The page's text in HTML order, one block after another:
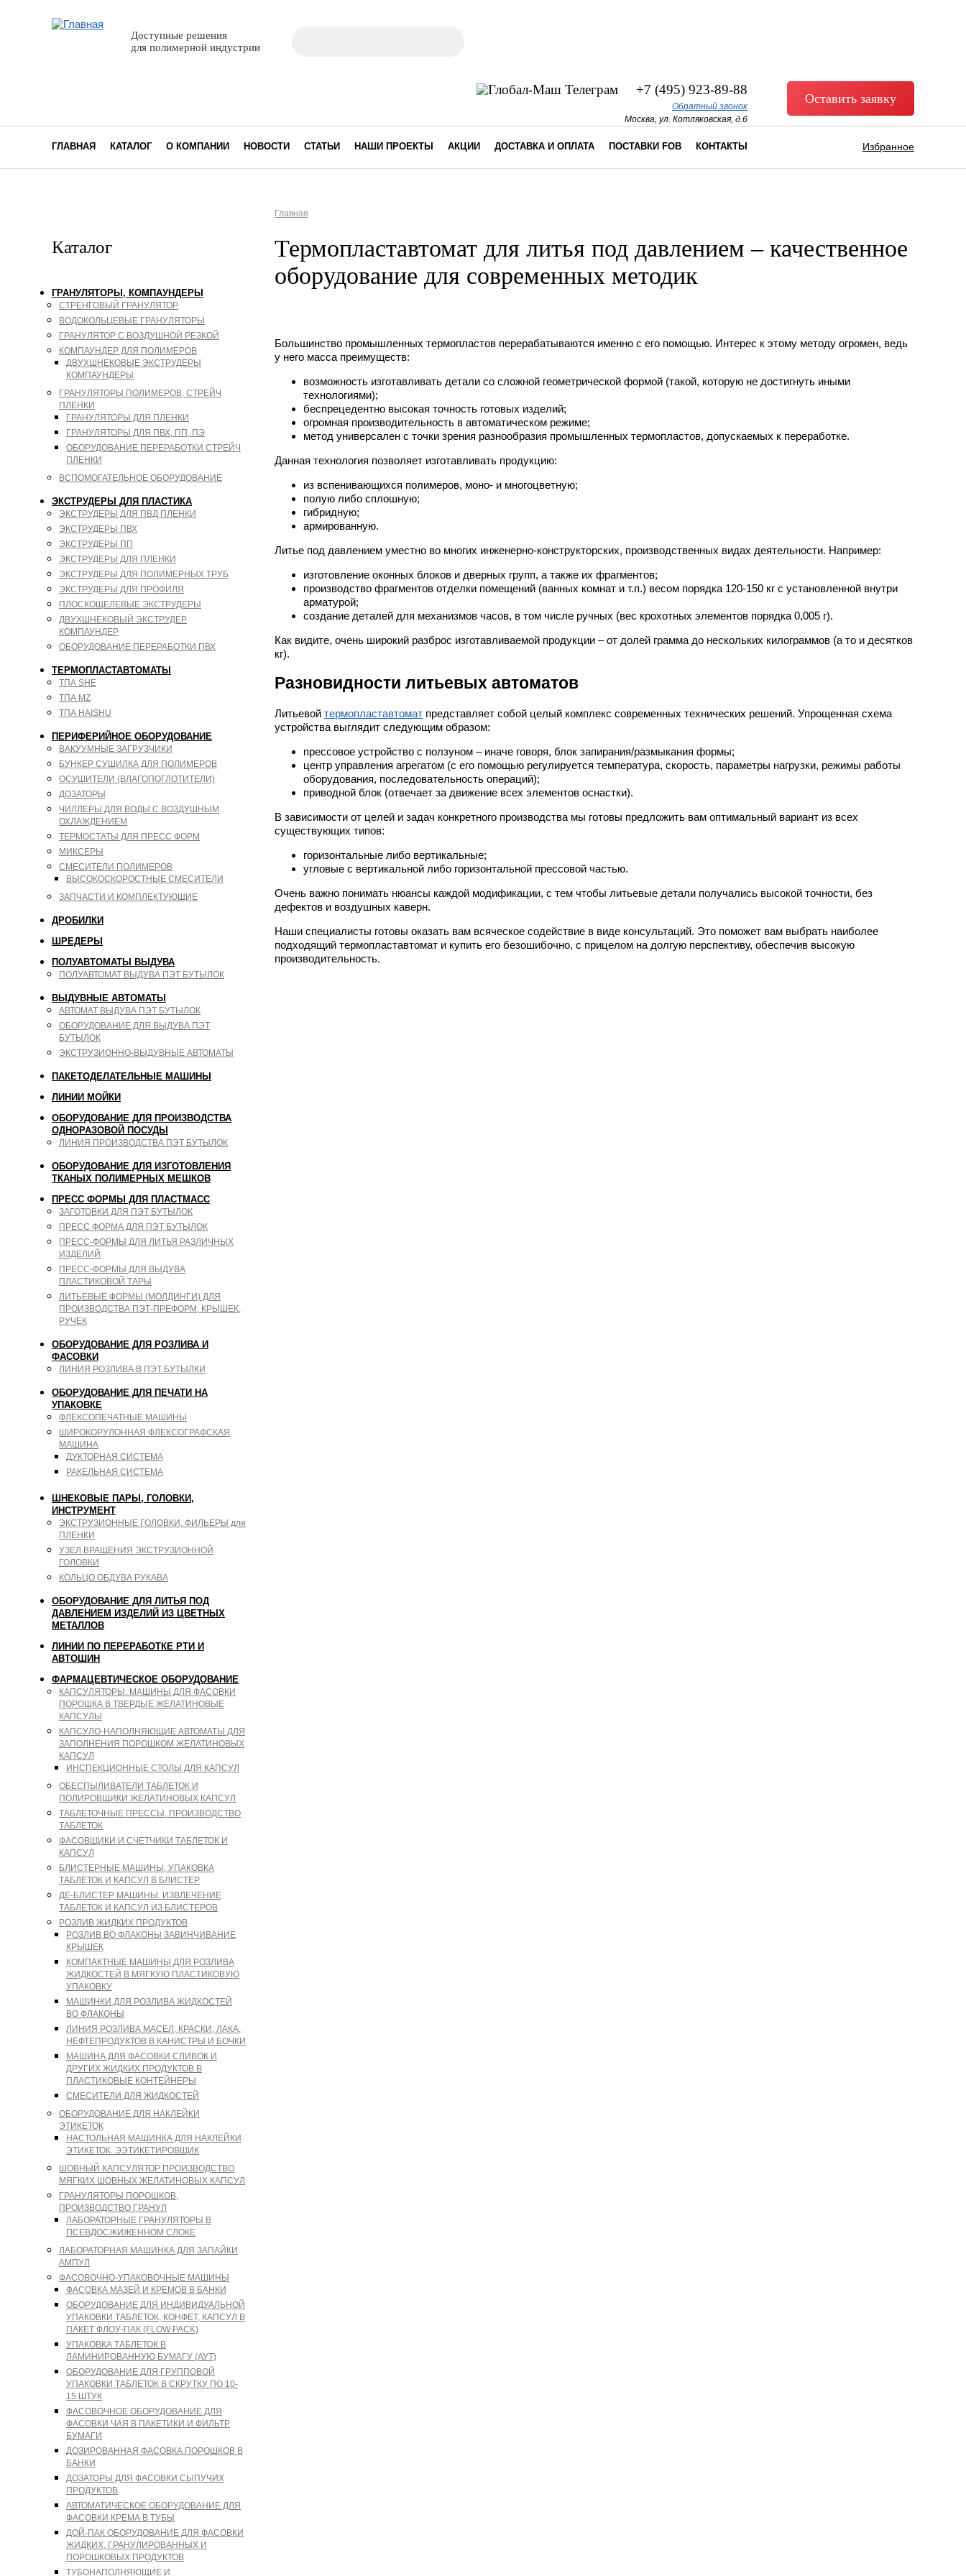
Доступные решения
для полимерной индустрии
+7 (495) 923-89-88
Обратный звонок
Москва, ул. Котляковская, д.6
Оставить заявку
ГЛАВНАЯ КАТАЛОГ О КОМПАНИИ НОВОСТИ СТАТЬИ НАШИ ПРОЕКТЫ АКЦИИ ДОСТАВКА И ОПЛАТА ПОСТАВКИ FOB КОНТАКТЫ Избранное
Каталог
ГРАНУЛЯТОРЫ, КОМПАУНДЕРЫ
СТРЕНГОВЫЙ ГРАНУЛЯТОР
ВОДОКОЛЬЦЕВЫЕ ГРАНУЛЯТОРЫ
ГРАНУЛЯТОР С ВОЗДУШНОЙ РЕЗКОЙ
КОМПАУНДЕР ДЛЯ ПОЛИМЕРОВ
ДВУХШНЕКОВЫЕ ЭКСТРУДЕРЫ
КОМПАУНДЕРЫ
ГРАНУЛЯТОРЫ ПОЛИМЕРОВ, СТРЕЙЧ
ПЛЕНКИ
ГРАНУЛЯТОРЫ ДЛЯ ПЛЕНКИ
ГРАНУЛЯТОРЫ ДЛЯ ПВХ, ПП, ПЭ
ОБОРУДОВАНИЕ ПЕРЕРАБОТКИ СТРЕЙЧ
ПЛЕНКИ
ВСПОМОГАТЕЛЬНОЕ ОБОРУДОВАНИЕ
ЭКСТРУДЕРЫ ДЛЯ ПЛАСТИКА
ЭКСТРУДЕРЫ ДЛЯ ПВД ПЛЕНКИ
ЭКСТРУДЕРЫ ПВХ
ЭКСТРУДЕРЫ ПП
ЭКСТРУДЕРЫ ДЛЯ ПЛЕНКИ
ЭКСТРУДЕРЫ ДЛЯ ПОЛИМЕРНЫХ ТРУБ
ЭКСТРУДЕРЫ ДЛЯ ПРОФИЛЯ
ПЛОСКОЩЕЛЕВЫЕ ЭКСТРУДЕРЫ
ДВУХШНЕКОВЫЙ ЭКСТРУДЕР
КОМПАУНДЕР
ОБОРУДОВАНИЕ ПЕРЕРАБОТКИ ПВХ
ТЕРМОПЛАСТАВТОМАТЫ
ТПА SHE
ТПА MZ
ТПА HAISHU
ПЕРИФЕРИЙНОЕ ОБОРУДОВАНИЕ
ВАКУУМНЫЕ ЗАГРУЗЧИКИ
БУНКЕР СУШИЛКА ДЛЯ ПОЛИМЕРОВ
ОСУШИТЕЛИ (ВЛАГОПОГЛОТИТЕЛИ)
ДОЗАТОРЫ
ЧИЛЛЕРЫ ДЛЯ ВОДЫ С ВОЗДУШНЫМ
ОХЛАЖДЕНИЕМ
ТЕРМОСТАТЫ ДЛЯ ПРЕСС ФОРМ
МИКСЕРЫ
СМЕСИТЕЛИ ПОЛИМЕРОВ
ВЫСОКОСКОРОСТНЫЕ СМЕСИТЕЛИ
ЗАПЧАСТИ И КОМПЛЕКТУЮЩИЕ
ДРОБИЛКИ
ШРЕДЕРЫ
ПОЛУАВТОМАТЫ ВЫДУВА
ПОЛУАВТОМАТ ВЫДУВА ПЭТ БУТЫЛОК
ВЫДУВНЫЕ АВТОМАТЫ
АВТОМАТ ВЫДУВА ПЭТ БУТЫЛОК
ОБОРУДОВАНИЕ ДЛЯ ВЫДУВА ПЭТ
БУТЫЛОК
ЭКСТРУЗИОННО-ВЫДУВНЫЕ АВТОМАТЫ
ПАКЕТОДЕЛАТЕЛЬНЫЕ МАШИНЫ
ЛИНИИ МОЙКИ
ОБОРУДОВАНИЕ ДЛЯ ПРОИЗВОДСТВА
ОДНОРАЗОВОЙ ПОСУДЫ
ЛИНИЯ ПРОИЗВОДСТВА ПЭТ БУТЫЛОК
ОБОРУДОВАНИЕ ДЛЯ ИЗГОТОВЛЕНИЯ
ТКАНЫХ ПОЛИМЕРНЫХ МЕШКОВ
ПРЕСС ФОРМЫ ДЛЯ ПЛАСТМАСС
ЗАГОТОВКИ ДЛЯ ПЭТ БУТЫЛОК
ПРЕСС ФОРМА ДЛЯ ПЭТ БУТЫЛОК
ПРЕСС-ФОРМЫ ДЛЯ ЛИТЬЯ РАЗЛИЧНЫХ
ИЗДЕЛИЙ
ПРЕСС-ФОРМЫ ДЛЯ ВЫДУВА
ПЛАСТИКОВОЙ ТАРЫ
ЛИТЬЕВЫЕ ФОРМЫ (МОЛДИНГИ) ДЛЯ
ПРОИЗВОДСТВА ПЭТ-ПРЕФОРМ, КРЫШЕК,
РУЧЕК
ОБОРУДОВАНИЕ ДЛЯ РОЗЛИВА И
ФАСОВКИ
ЛИНИЯ РОЗЛИВА В ПЭТ БУТЫЛКИ
ОБОРУДОВАНИЕ ДЛЯ ПЕЧАТИ НА
УПАКОВКЕ
ФЛЕКСОПЕЧАТНЫЕ МАШИНЫ
ШИРОКОРУЛОННАЯ ФЛЕКСОГРАФСКАЯ
МАШИНА
ДУКТОРНАЯ СИСТЕМА
РАКЕЛЬНАЯ СИСТЕМА
ШНЕКОВЫЕ ПАРЫ, ГОЛОВКИ,
ИНСТРУМЕНТ
ЭКСТРУЗИОННЫЕ ГОЛОВКИ, ФИЛЬЕРЫ для
ПЛЕНКИ
УЗЕЛ ВРАЩЕНИЯ ЭКСТРУЗИОННОЙ
ГОЛОВКИ
КОЛЬЦО ОБДУВА РУКАВА
ОБОРУДОВАНИЕ ДЛЯ ЛИТЬЯ ПОД
ДАВЛЕНИЕМ ИЗДЕЛИЙ ИЗ ЦВЕТНЫХ
МЕТАЛЛОВ
ЛИНИИ ПО ПЕРЕРАБОТКЕ РТИ И
АВТОШИН
ФАРМАЦЕВТИЧЕСКОЕ ОБОРУДОВАНИЕ
КАПСУЛЯТОРЫ. МАШИНЫ ДЛЯ ФАСОВКИ
ПОРОШКА В ТВЕРДЫЕ ЖЕЛАТИНОВЫЕ
КАПСУЛЫ
КАПСУЛО-НАПОЛНЯЮЩИЕ АВТОМАТЫ ДЛЯ
ЗАПОЛНЕНИЯ ПОРОШКОМ ЖЕЛАТИНОВЫХ
КАПСУЛ
ИНСПЕКЦИОННЫЕ СТОЛЫ ДЛЯ КАПСУЛ
ОБЕСПЫЛИВАТЕЛИ ТАБЛЕТОК И
ПОЛИРОВЩИКИ ЖЕЛАТИНОВЫХ КАПСУЛ
ТАБЛЕТОЧНЫЕ ПРЕССЫ, ПРОИЗВОДСТВО
ТАБЛЕТОК
ФАСОВЩИКИ И СЧЕТЧИКИ ТАБЛЕТОК И
КАПСУЛ
БЛИСТЕРНЫЕ МАШИНЫ, УПАКОВКА
ТАБЛЕТОК И КАПСУЛ В БЛИСТЕР
ДЕ-БЛИСТЕР МАШИНЫ. ИЗВЛЕЧЕНИЕ
ТАБЛЕТОК И КАПСУЛ ИЗ БЛИСТЕРОВ
РОЗЛИВ ЖИДКИХ ПРОДУКТОВ
РОЗЛИВ ВО ФЛАКОНЫ ЗАВИНЧИВАНИЕ
КРЫШЕК
КОМПАКТНЫЕ МАШИНЫ ДЛЯ РОЗЛИВА
ЖИДКОСТЕЙ В МЯГКУЮ ПЛАСТИКОВУЮ
УПАКОВКУ
МАШИНКИ ДЛЯ РОЗЛИВА ЖИДКОСТЕЙ
ВО ФЛАКОНЫ
ЛИНИЯ РОЗЛИВА МАСЕЛ, КРАСКИ, ЛАКА,
НЕФТЕПРОДУКТОВ В КАНИСТРЫ И БОЧКИ
МАШИНА ДЛЯ ФАСОВКИ СЛИВОК И
ДРУГИХ ЖИДКИХ ПРОДУКТОВ В
ПЛАСТИКОВЫЕ КОНТЕЙНЕРЫ
СМЕСИТЕЛИ ДЛЯ ЖИДКОСТЕЙ
ОБОРУДОВАНИЕ ДЛЯ НАКЛЕЙКИ
ЭТИКЕТОК
НАСТОЛЬНАЯ МАШИНКА ДЛЯ НАКЛЕЙКИ
ЭТИКЕТОК. ЭЭТИКЕТИРОВЩИК
ШОВНЫЙ КАПСУЛЯТОР ПРОИЗВОДСТВО
МЯГКИХ ШОВНЫХ ЖЕЛАТИНОВЫХ КАПСУЛ
ГРАНУЛЯТОРЫ ПОРОШКОВ,
ПРОИЗВОДСТВО ГРАНУЛ
ЛАБОРАТОРНЫЕ ГРАНУЛЯТОРЫ В
ПСЕВДОСЖИЖЕННОМ СЛОКЕ
ЛАБОРАТОРНАЯ МАШИНКА ДЛЯ ЗАПАЙКИ
АМПУЛ
ФАСОВОЧНО-УПАКОВОЧНЫЕ МАШИНЫ
ФАСОВКА МАЗЕЙ И КРЕМОВ В БАНКИ
ОБОРУДОВАНИЕ ДЛЯ ИНДИВИДУАЛЬНОЙ
УПАКОВКИ ТАБЛЕТОК, КОНФЕТ, КАПСУЛ В
ПАКЕТ ФЛОУ-ПАК (FLOW PACK)
УПАКОВКА ТАБЛЕТОК В
ЛАМИНИРОВАННУЮ БУМАГУ (АУТ)
ОБОРУДОВАНИЕ ДЛЯ ГРУППОВОЙ
УПАКОВКИ ТАБЛЕТОК В СКРУТКУ ПО 10-
15 ШТУК
ФАСОВОЧНОЕ ОБОРУДОВАНИЕ ДЛЯ
ФАСОВКИ ЧАЯ В ПАКЕТИКИ И ФИЛЬТР
БУМАГИ
ДОЗИРОВАННАЯ ФАСОВКА ПОРОШКОВ В
БАНКИ
ДОЗАТОРЫ ДЛЯ ФАСОВКИ СЫПУЧИХ
ПРОДУКТОВ
АВТОМАТИЧЕСКОЕ ОБОРУДОВАНИЕ ДЛЯ
ФАСОВКИ КРЕМА В ТУБЫ
ДОЙ-ПАК ОБОРУДОВАНИЕ ДЛЯ ФАСОВКИ
ЖИДКИХ, ГРАНУЛИРОВАННЫХ И
ПОРОШКОВЫХ ПРОДУКТОВ
ТУБОНАПОЛНЯЮЩИЕ И
Главная
Термопластавтомат для литья под давлением – качественное
оборудование для современных методик
Большинство промышленных термопластов перерабатываются именно с его помощью. Интерес к этому методу огромен, ведь
у него масса преимуществ:
возможность изготавливать детали со сложной геометрической формой (такой, которую не достигнуть иными
технологиями);
беспрецедентно высокая точность готовых изделий;
огромная производительность в автоматическом режиме;
метод универсален с точки зрения разнообразия промышленных термопластов, допускаемых к переработке.
Данная технология позволяет изготавливать продукцию:
из вспенивающихся полимеров, моно- и многоцветную;
полую либо сплошную;
гибридную;
армированную.
Литье под давлением уместно во многих инженерно-конструкторских, производственных видах деятельности. Например:
изготовление оконных блоков и дверных групп, а также их фрагментов;
производство фрагментов отделки помещений (ванных комнат и т.п.) весом порядка 120-150 кг с установленной внутри
арматурой;
создание деталей для механизмов часов, в том числе ручных (вес крохотных элементов порядка 0,005 г).
Как видите, очень широкий разброс изготавливаемой продукции – от долей грамма до нескольких килограммов (а то и десятков
кг).
Разновидности литьевых автоматов
Литьевой термопластавтомат представляет собой целый комплекс современных технических решений. Упрощенная схема
устройства выглядит следующим образом:
прессовое устройство с ползуном – иначе говоря, блок запирания/размыкания формы;
центр управления агрегатом (с его помощью регулируется температура, скорость, параметры нагрузки, режимы работы
оборудования, последовательность операций);
приводной блок (отвечает за движение всех элементов оснастки).
В зависимости от целей и задач конкретного производства мы готовы предложить вам оптимальный вариант из всех
существующих типов:
горизонтальные либо вертикальные;
угловые с вертикальной либо горизонтальной прессовой частью.
Очень важно понимать нюансы каждой модификации, с тем чтобы литьевые детали получались высокой точности, без
дефектов и воздушных каверн.
Наши специалисты готовы оказать вам всяческое содействие в виде консультаций. Это поможет вам выбрать наиболее
подходящий термопластавтомат и купить его безошибочно, с прицелом на долгую перспективу, обеспечив высокую
производительность.